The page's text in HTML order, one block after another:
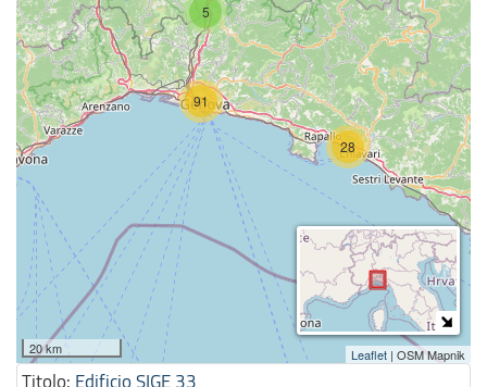
28
5
91
20 km Leaflet | OSM Mapnik
Titolo: Edificio SIGE 33